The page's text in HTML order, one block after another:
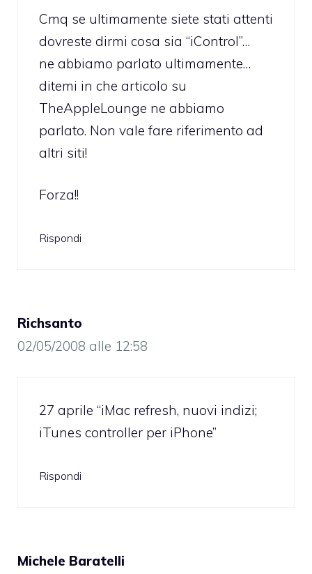
Cmq se ultimamente siete stati attenti
dovreste dirmi cosa sia “iControl”…
ne abbiamo parlato ultimamente…
ditemi in che articolo su
TheAppleLounge ne abbiamo
parlato. Non vale fare riferimento ad
altri siti!
Forza!!
Rispondi
Richsanto
02/05/2008 alle 12:58
27 aprile “iMac refresh, nuovi indizi;
iTunes controller per iPhone”
Rispondi
Michele Baratelli